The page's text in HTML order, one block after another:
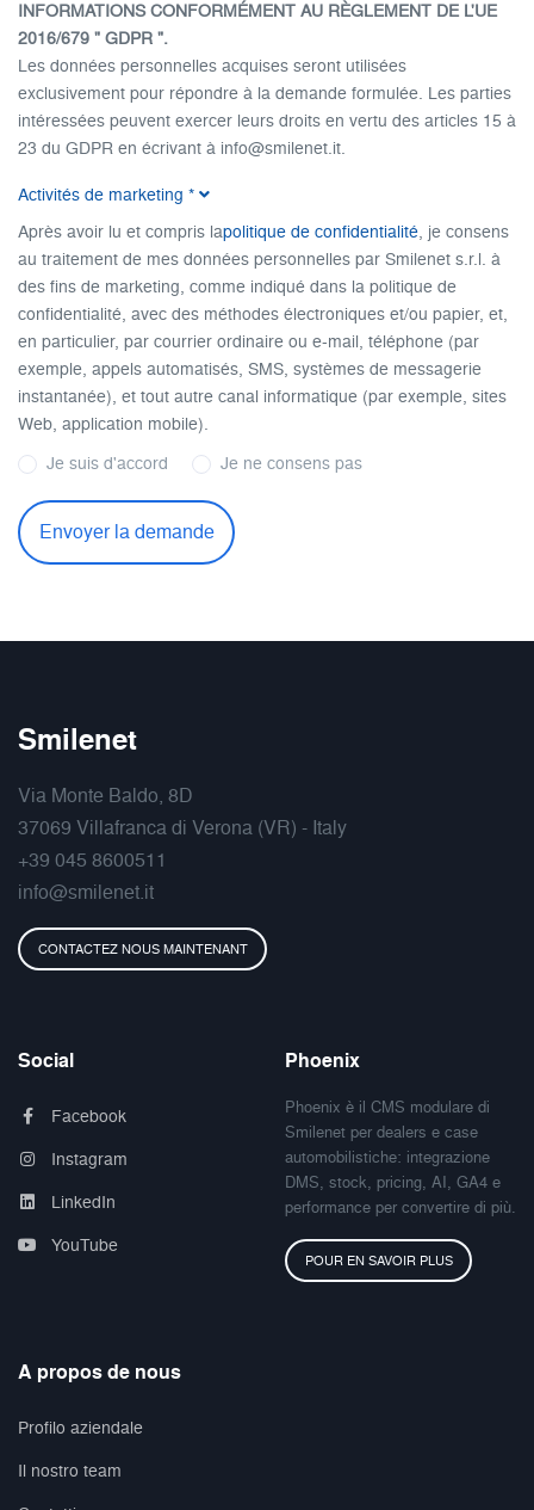
INFORMATIONS CONFORMÉMENT AU RÈGLEMENT DE L'UE
2016/679 " GDPR ".
Les données personnelles acquises seront utilisées
exclusivement pour répondre à la demande formulée. Les parties
intéressées peuvent exercer leurs droits en vertu des articles 15 à
23 du GDPR en écrivant à info@smilenet.it.
Activités de marketing *
Après avoir lu et compris lapolitique de confidentialité , je consens
au traitement de mes données personnelles par Smilenet s.r.l. à
des fins de marketing, comme indiqué dans la politique de
confidentialité, avec des méthodes électroniques et/ou papier, et,
en particulier, par courrier ordinaire ou e-mail, téléphone (par
exemple, appels automatisés, SMS, systèmes de messagerie
instantanée), et tout autre canal informatique (par exemple, sites
Web, application mobile).
Je suis d'accord
Je ne consens pas
Smilenet
Via Monte Baldo, 8D
37069 Villafranca di Verona (VR) - Italy
+39 045 8600511
info@smilenet.it
CONTACTEZ NOUS MAINTENANT
Social
Facebook
Instagram
LinkedIn
YouTube
Phoenix
Phoenix è il CMS modulare di
Smilenet per dealers e case
automobilistiche: integrazione
DMS, stock, pricing, AI, GA4 e
performance per convertire di più.
POUR EN SAVOIR PLUS
A propos de nous
Profilo aziendale
Il nostro team